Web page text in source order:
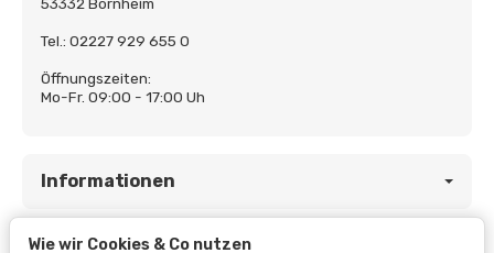
53332 Bornheim
Tel.: 02227 929 655 0
Öffnungszeiten:
Mo-Fr. 09:00 - 17:00 Uh
Informationen
Wie wir Cookies & Co nutzen